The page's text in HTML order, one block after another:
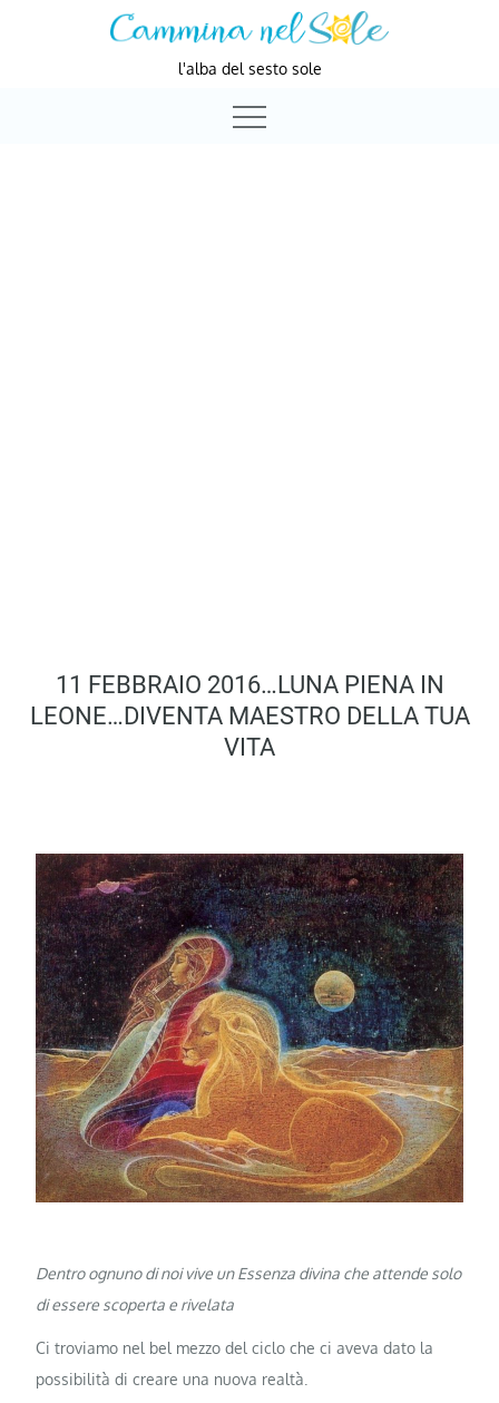
l'alba del sesto sole
11 FEBBRAIO 2016…LUNA PIENA IN
LEONE…DIVENTA MAESTRO DELLA TUA
VITA
Dentro ognuno di noi vive un Essenza divina che attende solo
di essere scoperta e rivelata
Ci troviamo nel bel mezzo del ciclo che ci aveva dato la
possibilità di creare una nuova realtà.